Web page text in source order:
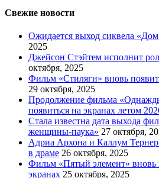
Свежие новости
Ожидается выход сиквела
2025
Джейсон Стэйтем исполнит
октября, 2025
Фильм «Стиляги» вновь
29 октября, 2025
Продолжение фильма
появиться на экранах летом
Стала известна дата выхода
женщины-паука» 27 октября,
Адриа Архона и Каллум
в драме 26 октября, 2025
Фильм «Пятый элемент» вновь
экранах 25 октября, 2025